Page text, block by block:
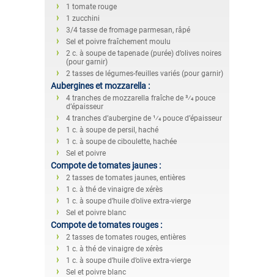
1 tomate rouge
1 zucchini
3/4 tasse de fromage parmesan, râpé
Sel et poivre fraîchement moulu
2 c. à soupe de tapenade (purée) d’olives noires
(pour garnir)
2 tasses de légumes-feuilles variés (pour garnir)
Aubergines et mozzarella :
4 tranches de mozzarella fraîche de 3⁄4 pouce
d’épaisseur
4 tranches d’aubergine de 1⁄4 pouce d’épaisseur
1 c. à soupe de persil, haché
1 c. à soupe de ciboulette, hachée
Sel et poivre
Compote de tomates jaunes :
2 tasses de tomates jaunes, entières
1 c. à thé de vinaigre de xérès
1 c. à soupe d’huile d’olive extra-vierge
Sel et poivre blanc
Compote de tomates rouges :
2 tasses de tomates rouges, entières
1 c. à thé de vinaigre de xérès
1 c. à soupe d’huile d’olive extra-vierge
Sel et poivre blanc